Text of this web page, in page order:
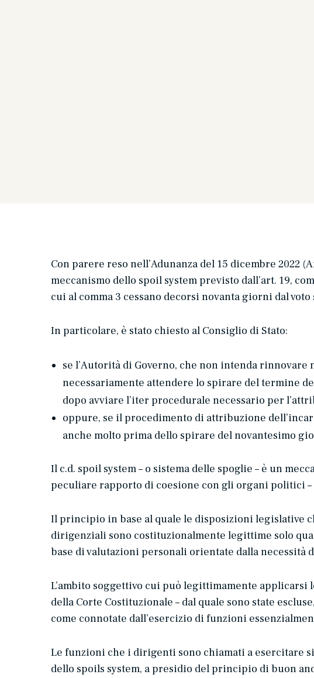
Con parere reso nell’Adunanza del 15 dicembre 2022
meccanismo dello spoil system previsto dall’art. 19,
cui al comma 3 cessano decorsi novanta giorni dal
In particolare, è stato chiesto al Consiglio di Stato:
se l’Autorità di Governo, che non intenda
necessariamente attendere lo spirare del termine
dopo avviare l’iter procedurale necessario per
oppure, se il procedimento di attribuzione
anche molto prima dello spirare del novantesimo
Il c.d. spoil system– o sistema delle spoglie – è un
peculiare rapporto di coesione con gli organi politici
Il principio in base al quale le disposizioni legislative
dirigenziali sono costituzionalmente legittime solo
base di valutazioni personali orientate dalla necessità
L’ambito soggettivo cui può legittimamente applicarsi
della Corte Costituzionale – dal quale sono state escluse
come connotate dall’esercizio di funzioni
Le funzioni che i dirigenti sono chiamati a esercitare
dello spoils system, a presidio del principio di buon